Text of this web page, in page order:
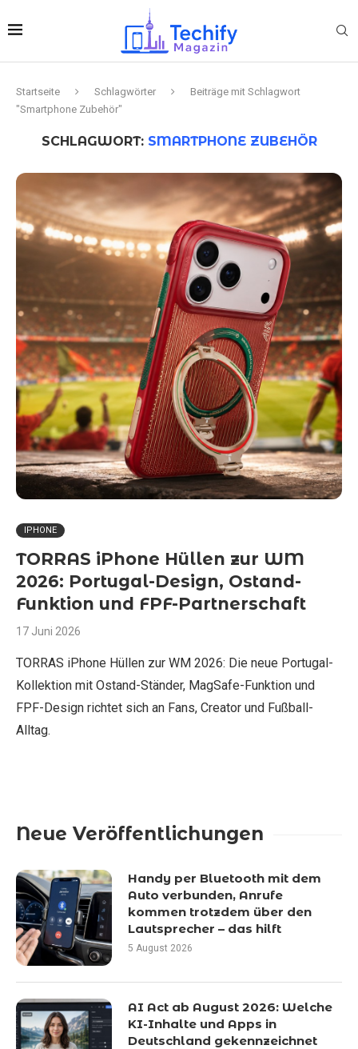
Startseite Schlagwörter
Beiträge mit Schlagwort
"Smartphone Zubehör"
SCHLAGWORT: SMARTPHONE ZUBEHÖR
IPHONE
TORRAS iPhone Hüllen zur WM
2026: Portugal-Design, Ostand-
Funktion und FPF-Partnerschaft
17 Juni 2026
TORRAS iPhone Hüllen zur WM 2026: Die neue Portugal-
Kollektion mit Ostand-Ständer, MagSafe-Funktion und
FPF-Design richtet sich an Fans, Creator und Fußball-
Alltag.
Neue Veröffentlichungen
Handy per Bluetooth mit dem
Auto verbunden, Anrufe
kommen trotzdem über den
Lautsprecher – das hilft
5 August 2026
AI Act ab August 2026: Welche
KI-Inhalte und Apps in
Deutschland gekennzeichnet